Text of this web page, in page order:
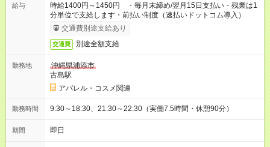
給与
時給1400円～1450円 ・毎月末締め/翌月15日支払い・残業は1
分単位で支給します・前払い制度（速払いドットコム導入）
交通費別途支給あり
交通費 別途全額支給
勤務地
沖縄県浦添市
古島駅
アパレル・コスメ関連
勤務時間 9:30～18:30、21:30～22:30（実働7.5時間・休憩90分）
期間 即日